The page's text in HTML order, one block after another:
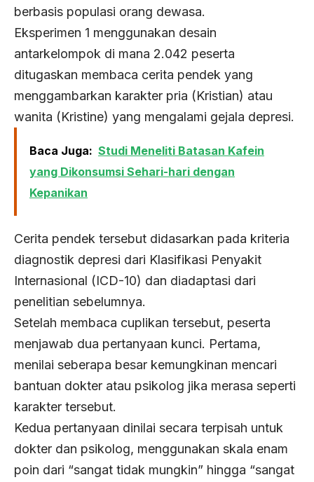
berbasis populasi orang dewasa.
Eksperimen 1 menggunakan desain
antarkelompok di mana 2.042 peserta
ditugaskan membaca cerita pendek yang
menggambarkan karakter pria (Kristian) atau
wanita (Kristine) yang mengalami gejala depresi.
Baca Juga: Studi Meneliti Batasan Kafein
yang Dikonsumsi Sehari-hari dengan
Kepanikan
Cerita pendek tersebut didasarkan pada kriteria
diagnostik depresi dari Klasifikasi Penyakit
Internasional (ICD-10) dan diadaptasi dari
penelitian sebelumnya.
Setelah membaca cuplikan tersebut, peserta
menjawab dua pertanyaan kunci. Pertama,
menilai seberapa besar kemungkinan mencari
bantuan dokter atau psikolog jika merasa seperti
karakter tersebut.
Kedua pertanyaan dinilai secara terpisah untuk
dokter dan psikolog, menggunakan skala enam
poin dari “sangat tidak mungkin” hingga “sangat